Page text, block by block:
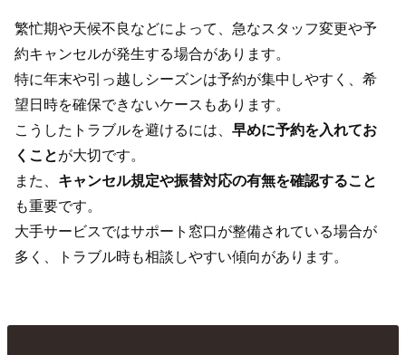
繁忙期や天候不良などによって、急なスタッフ変更や予
約キャンセルが発生する場合があります。
特に年末や引っ越しシーズンは予約が集中しやすく、希
望日時を確保できないケースもあります。
こうしたトラブルを避けるには、早めに予約を入れてお
くことが大切です。
また、 キャンセル規定や振替対応の有無を確認すること
も重要です。
大手サービスではサポート窓口が整備されている場合が
多く、トラブル時も相談しやすい傾向があります。